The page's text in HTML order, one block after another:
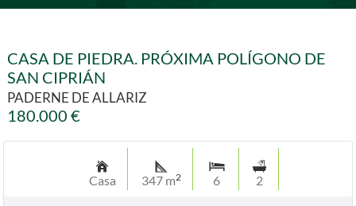
CASA DE PIEDRA. PRÓXIMA POLÍGONO DE
SAN CIPRIÁN
PADERNE DE ALLARIZ
180.000 €
Casa 347 m2 6 2